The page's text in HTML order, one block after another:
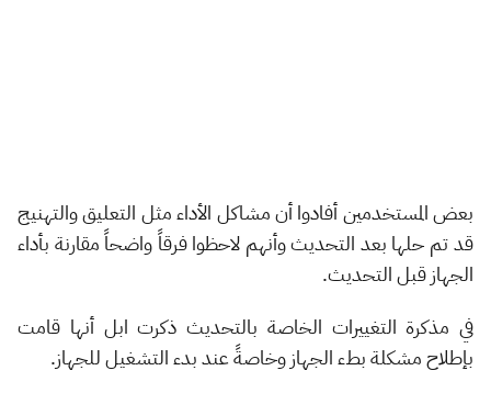
بعض المستخدمين أفادوا أن مشاكل الأداء مثل التعليق والتهنيج
قد تم حلها بعد التحديث وأنهم لاحظوا فرقاً واضحاً مقارنة بأداء
الجهاز قبل التحديث.
في مذكرة التغييرات الخاصة بالتحديث ذكرت ابل أنها قامت
بإطلاح مشكلة بطء الجهاز وخاصةً عند بدء التشغيل للجهاز.